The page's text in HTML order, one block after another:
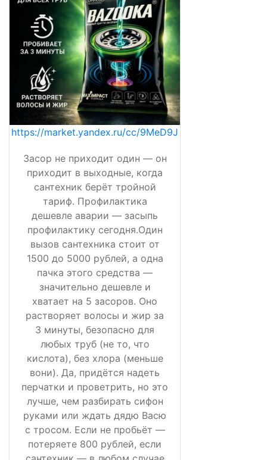
https://market.yandex.ru/cc/9MeD9J
Засор не приходит один — он
приходит в выходные, когда
сантехник берёт тройной
тариф. Профилактика
дешевле аварии — засыпь
профилактику сегодня.Один
вызов сантехника стоит от
1500 до 5000 рублей, а одна
пачка этого средства —
значительно дешевле и
хватает на 5 засоров. Оно
растворяет волосы и жир за
3 минуты, безопасно для
любых труб (не то, что
кислота), без хлора (меньше
вони). Да, придётся надеть
перчатки и проветрить, но это
лучше, чем разбирать сифон
руками или ждать дядю Васю
с тросом. Если не пробьёт —
потеряете 800 рублей, если